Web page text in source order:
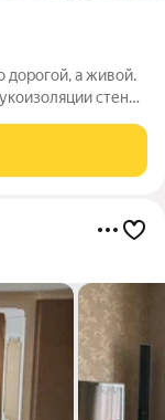
премиальная